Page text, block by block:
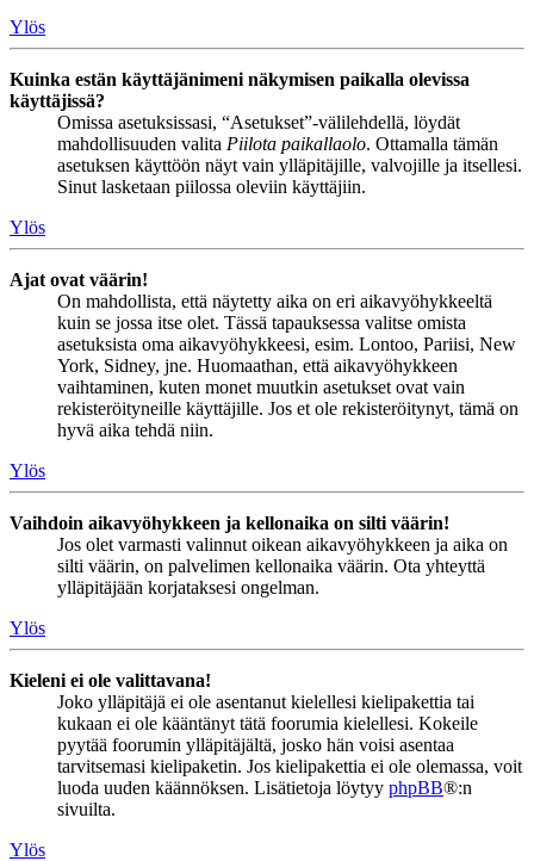
Ylös
Kuinka estän käyttäjänimeni näkymisen paikalla olevissa
käyttäjissä?
Omissa asetuksissasi, “Asetukset”-välilehdellä, löydät
mahdollisuuden valita Piilota paikallaolo. Ottamalla tämän
asetuksen käyttöön näyt vain ylläpitäjille, valvojille ja itsellesi.
Sinut lasketaan piilossa oleviin käyttäjiin.
Ylös
Ajat ovat väärin!
On mahdollista, että näytetty aika on eri aikavyöhykkeeltä
kuin se jossa itse olet. Tässä tapauksessa valitse omista
asetuksista oma aikavyöhykkeesi, esim. Lontoo, Pariisi, New
York, Sidney, jne. Huomaathan, että aikavyöhykkeen
vaihtaminen, kuten monet muutkin asetukset ovat vain
rekisteröityneille käyttäjille. Jos et ole rekisteröitynyt, tämä on
hyvä aika tehdä niin.
Ylös
Vaihdoin aikavyöhykkeen ja kellonaika on silti väärin!
Jos olet varmasti valinnut oikean aikavyöhykkeen ja aika on
silti väärin, on palvelimen kellonaika väärin. Ota yhteyttä
ylläpitäjään korjataksesi ongelman.
Ylös
Kieleni ei ole valittavana!
Joko ylläpitäjä ei ole asentanut kielellesi kielipakettia tai
kukaan ei ole kääntänyt tätä foorumia kielellesi. Kokeile
pyytää foorumin ylläpitäjältä, josko hän voisi asentaa
tarvitsemasi kielipaketin. Jos kielipakettia ei ole olemassa, voit
luoda uuden käännöksen. Lisätietoja löytyy phpBB®:n
sivuilta.
Ylös